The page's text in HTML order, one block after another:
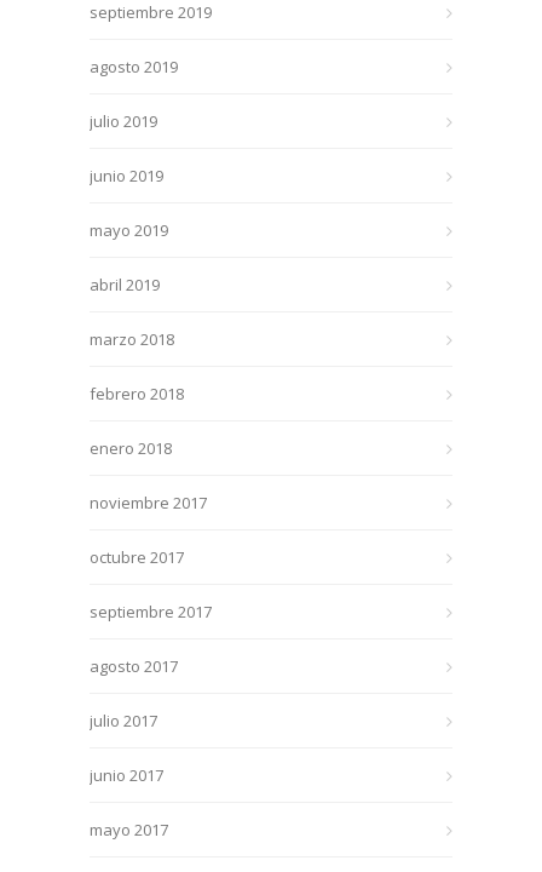
septiembre 2019
agosto 2019
julio 2019
junio 2019
mayo 2019
abril 2019
marzo 2018
febrero 2018
enero 2018
noviembre 2017
octubre 2017
septiembre 2017
agosto 2017
julio 2017
junio 2017
mayo 2017